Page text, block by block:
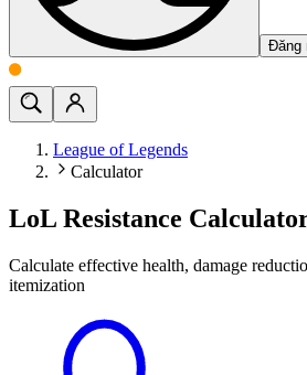
Đăng
League of Legends
Calculator
LoL Resistance
Calculate effective health, damage
itemization